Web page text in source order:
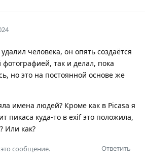
человека, он опять создаётся
фотографией, так и делал, пока
но это на постоянной основе же
имена людей? Кроме как в Picasa я
пикаса куда-то в exif это положила,
Или как?
Ответить
сообщение.